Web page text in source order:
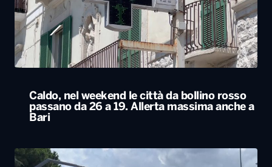
Caldo, nel weekend le città da bollino rosso
passano da 26 a 19. Allerta massima anche a
Bari